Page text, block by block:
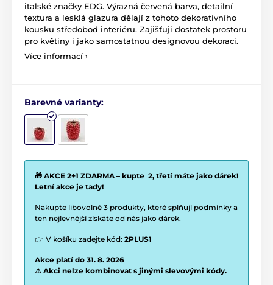
italské značky EDG. Výrazná červená barva, detailní
textura a lesklá glazura dělají z tohoto dekorativního
kousku středobod interiéru. Zajišťují dostatek prostoru
pro květiny i jako samostatnou designovou dekoraci.
Více informací ›
Barevné varianty:
🎁 AKCE 2+1 ZDARMA – kupte 2, třetí máte jako dárek!
Letní akce je tady!
Nakupte libovolné 3 produkty, které splňují podmínky a
ten nejlevnější získáte od nás jako dárek.
👉 V košíku zadejte kód: 2PLUS1
Akce platí do 31. 8. 2026
⚠️ Akci nelze kombinovat s jinými slevovými kódy.